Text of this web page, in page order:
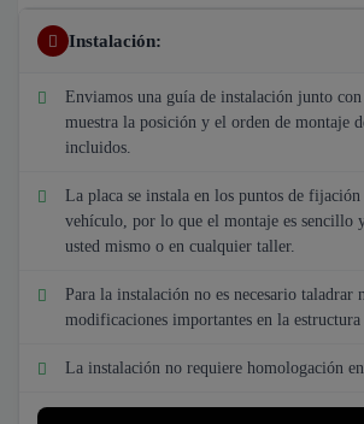
Instalación:
Enviamos una guía de instalación junto
muestra la posición y el orden de montaje
incluidos.
La placa se instala en los puntos de fijación
vehículo, por lo que el montaje es sencillo
usted mismo o en cualquier taller.
Para la instalación no es necesario taladrar
modificaciones importantes en la
La instalación no requiere homologación